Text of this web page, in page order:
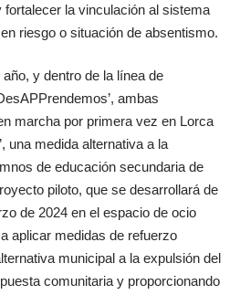
fortalecer la vinculación al sistema
riesgo o situación de absentismo.
y dentro de la línea de
ambas
marcha por primera vez en Lorca
una medida alternativa a la
de educación secundaria de
piloto, que se desarrollará de
de 2024 en el espacio de ocio
aplicar medidas de refuerzo
municipal a la expulsión del
comunitaria y proporcionando